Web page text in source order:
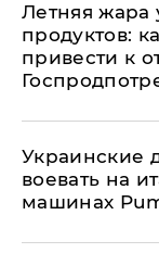
Летняя жара
продуктов:
привести к
Украинские
воевать на
машинах